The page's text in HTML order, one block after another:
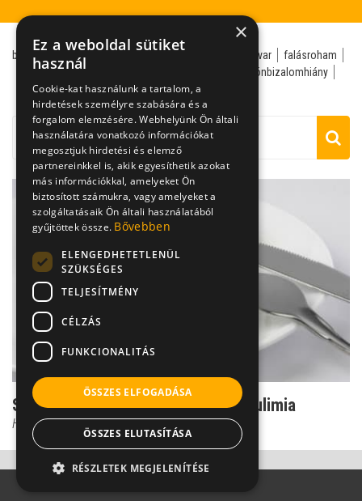
bulimia anorexia nervosa evészzavar
falásroham
gyermekpszichológus
önbizalomhiány
pszichiáter
Súlyos evészavarok: anorexia és bulimia
Hegyi Nóra
×
Ez a weboldal sütiket
használ
Cookie-kat használunk a tartalom, a
hirdetések személyre szabására és a
forgalom elemzésére. Webhelyünk Ön általi
használatára vonatkozó információkat
megosztjuk hirdetési és elemző
partnereinkkel is, akik egyesíthetik azokat
más információkkal, amelyeket Ön
biztosított számukra, vagy amelyeket a
szolgáltatásaik Ön általi használatából
gyűjtöttek össze. Bővebben
ELENGEDHETETLENÜL
SZÜKSÉGES
TELJESÍTMÉNY
CÉLZÁS
FUNKCIONALITÁS
ÖSSZES ELFOGADÁSA
ÖSSZES ELUTASÍTÁSA
RÉSZLETEK MEGJELENÍTÉSE